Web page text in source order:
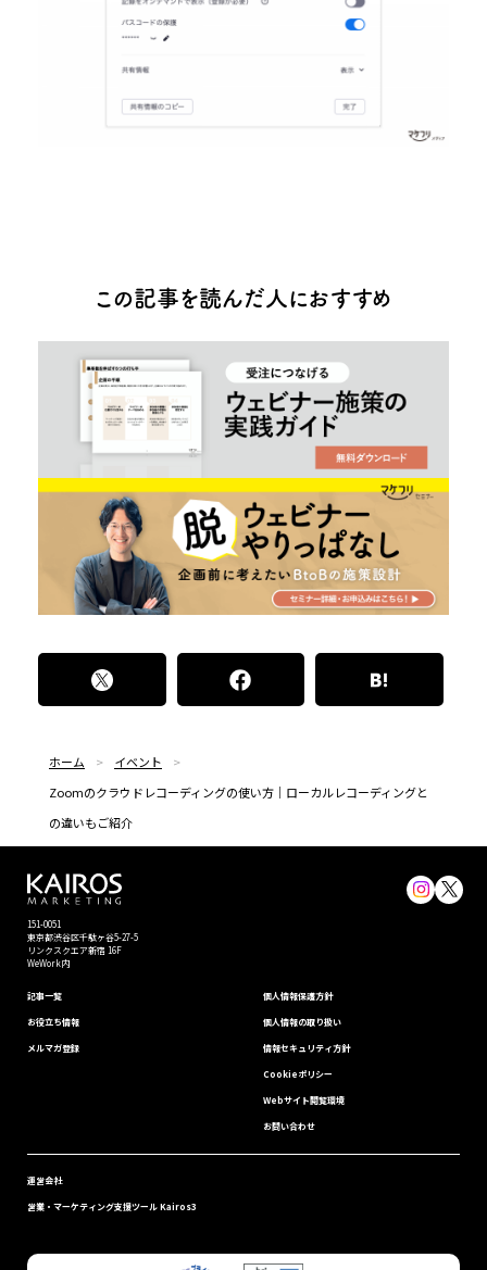
この記事を読んだ人におすすめ
ホーム
イベント
Zoomのクラウドレコーディングの使い方｜ローカルレコーディングと
の違いもご紹介
151-0051
東京都渋⾕区千駄ヶ谷5-27-5
リンクスクエア新宿 16F
WeWork内
記事一覧
お役立ち情報
メルマガ登録
個⼈情報保護⽅針
個人情報の取り扱い
情報セキュリティ⽅針
Cookieポリシー
Webサイト閲覧環境
お問い合わせ
運営会社
営業・マーケティング支援ツール Kairos3